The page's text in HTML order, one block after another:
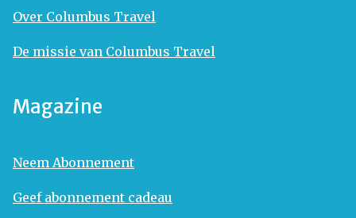
Over Columbus Travel
De missie van Columbus Travel
Magazine
Neem Abonnement
Geef abonnement cadeau